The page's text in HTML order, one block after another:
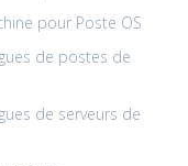
pour Poste OS
de postes de
de serveurs de